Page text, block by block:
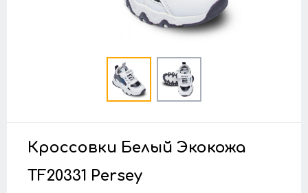
Кроссовки Белый Экокожа
TF20331 Persey